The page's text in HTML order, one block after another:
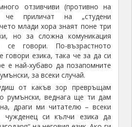
отзивчиви (противно на
приличат на „студени
млади хора знаят поне три
но за сложна комуникация
говори. По-възрастното
говори езика, така че за да си
е най-хубаво да позапомните
за всеки случай.
от какъв зор превръщам
румънски, веднага ще ти дам
драги ми читателю – всеки
си кълчи езика да